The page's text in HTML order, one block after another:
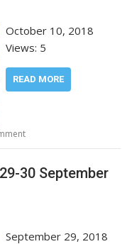
October 10, 2018
Views: 5
READ MORE
30 September
September 29, 2018